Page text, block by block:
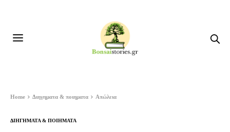
Home Διηγηματα & ποιηματα Απώλεια
ΔΙΗΓΗΜΑΤΑ & ΠΟΙΗΜΑΤΑ